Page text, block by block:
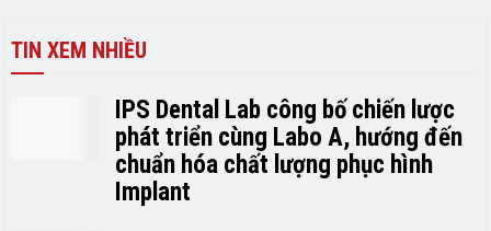
TIN XEM NHIỀU
IPS Dental Lab công bố chiến lược
phát triển cùng Labo A, hướng đến
chuẩn hóa chất lượng phục hình
Implant